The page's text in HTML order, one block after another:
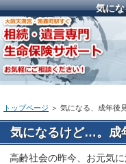
気に
トップページ ＞ 気になる、成年後
気になるけど…。成
高齢社会の昨今、お元気